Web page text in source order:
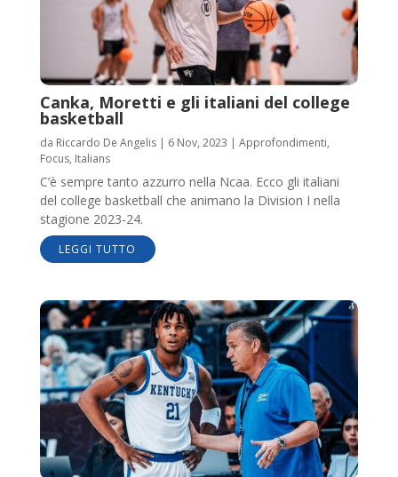
Canka, Moretti e gli italiani del college
basketball
da Riccardo De Angelis| 6 Nov, 2023 | Approfondimenti,
Focus, Italians
C’è sempre tanto azzurro nella Ncaa. Ecco gli italiani
del college basketball che animano la Division I nella
stagione 2023-24.
LEGGI TUTTO